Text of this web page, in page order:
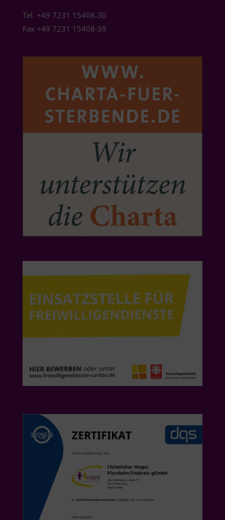
Tel. +49 7231 15408-30
Fax +49 7231 15408-39